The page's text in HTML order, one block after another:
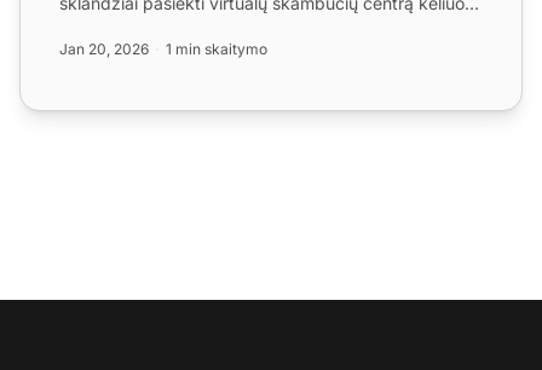
Jan 20, 2026 1 min skaitymo